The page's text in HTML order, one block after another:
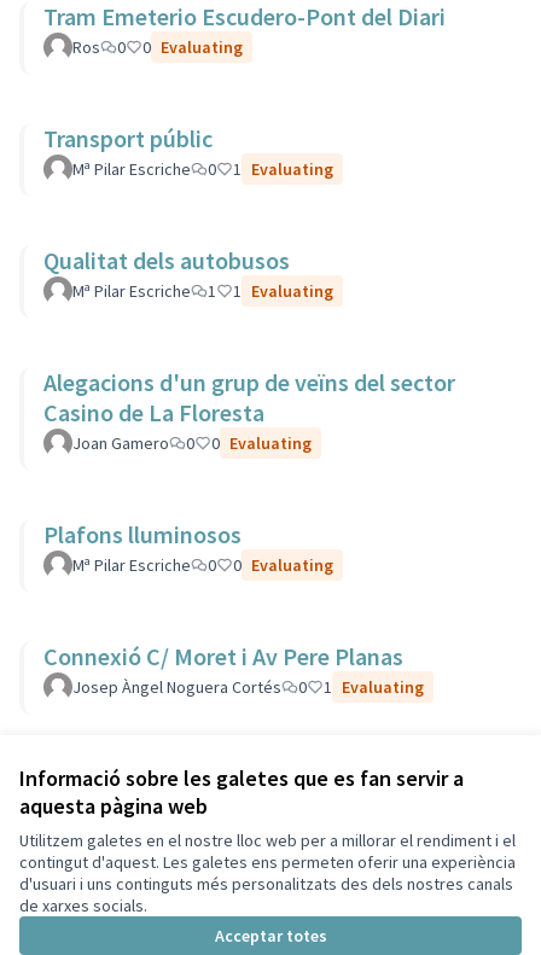
Informació sobre les galetes que es fan servir a
aquesta pàgina web
Utilitzem galetes en el nostre lloc web per a millorar el rendiment i el
contingut d'aquest. Les galetes ens permeten oferir una experiència
d'usuari i uns continguts més personalitzats des dels nostres canals
de xarxes socials.
Acceptar totes
Tram Emeterio Escudero-Pont del Diari
Ros 0 0 Evaluating
Transport públic
Mª Pilar Escriche 0 1 Evaluating
Qualitat dels autobusos
Mª Pilar Escriche 1 1 Evaluating
Alegacions d'un grup de veïns del sector
Casino de La Floresta
Joan Gamero 0 0 Evaluating
Plafons lluminosos
Mª Pilar Escriche 0 0 Evaluating
Connexió C/ Moret i Av Pere Planas
Josep Àngel Noguera Cortés 0 1 Evaluating
Veure totes les propostes retirades
Termes i condicions d'ús
Configuració de les galetes
Decidim Sant Cugat a X
(Enllaç extern)
Decidim Sant Cugat a Facebook
Decidim Sant Cugat a Instagram
Decidim Sant Cugat a GitHub
(Enllaç extern)